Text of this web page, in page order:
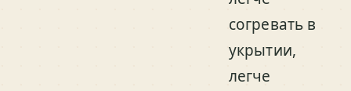
согревать в
укрытии,
легче